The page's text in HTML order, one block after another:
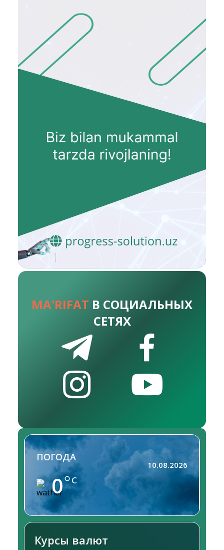
MA'RIFAT В СОЦИАЛЬНЫХ
СЕТЯХ
ПОГОДА
0 C
10.08.2026
Курсы валют